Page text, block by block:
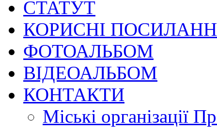
СТАТУТ
КОРИСНІ
ФОТОАЛЬБОМ
ВІДЕОАЛЬБОМ
КОНТАКТИ
Міські організації